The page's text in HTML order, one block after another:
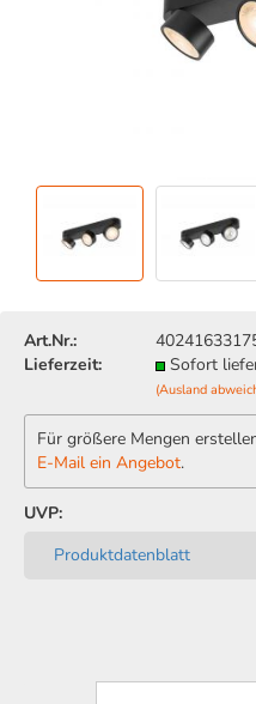
Art.Nr.:
Lieferzeit:
Sofort
(Ausland
Für größere Mengen
E-Mail ein Angebot.
UVP:
Produktdatenblatt